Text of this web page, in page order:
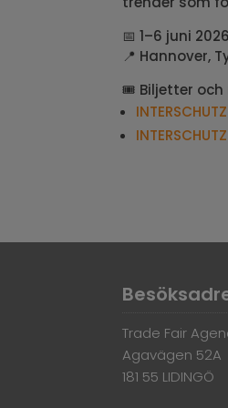
📅 1–6 juni 2026
📍 Hannover,
🎟️ Biljetter
Trade Fair
Agavägen 52A
181 55 LIDINGÖ